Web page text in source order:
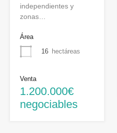
independientes y
zonas…
Área
16 hectáreas
Venta
1.200.000€
negociables